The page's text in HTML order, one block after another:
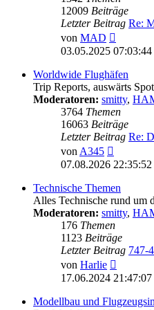
12009 Beiträge
Letzter Beitrag Re:
von MAD
Beitrag
03.05.2025 07:03:44
Worldwide Flughäfen
Trip Reports, auswärts
Moderatoren: smitty,
3764 Themen
16063 Beiträge
Letzter Beitrag Re:
vonA345
Beitrag
07.08.2026 22:35:52
Technische Themen
Alles Technische rund um
Moderatoren: smitty,
176 Themen
1123 Beiträge
Letzter Beitrag 747-
von Harlie
Beitrag
17.06.2024 21:47:07
Modellbau und